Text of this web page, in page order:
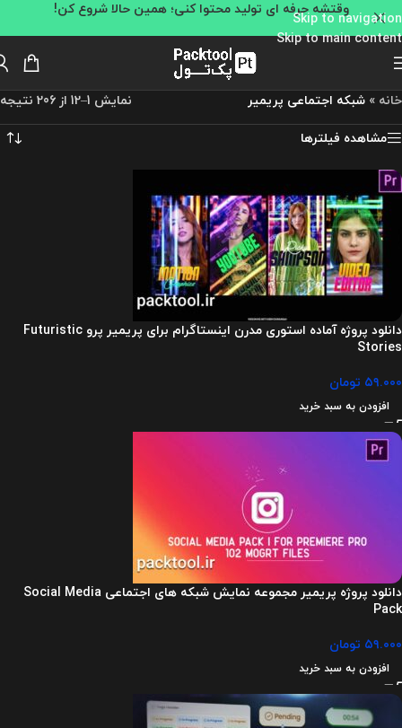
Skip to navigation
Skip to main content
وقتشه حرفه ای تولید محتوا کنی؛ همین حالا شروع کن!
خانه » شبکه اجتماعی پریمیر
نمایش 1–12 از 206 نتیجه
مشاهده فیلترها
دانلود پروژه آماده استوری مدرن اینستاگرام برای پریمیر پرو Futuristic
Stories
۵۹.۰۰۰ تومان
افزودن به سبد خرید
دانلود پروژه پریمیر مجموعه نمایش شبکه های اجتماعی Social Media
Pack
۵۹.۰۰۰ تومان
افزودن به سبد خرید